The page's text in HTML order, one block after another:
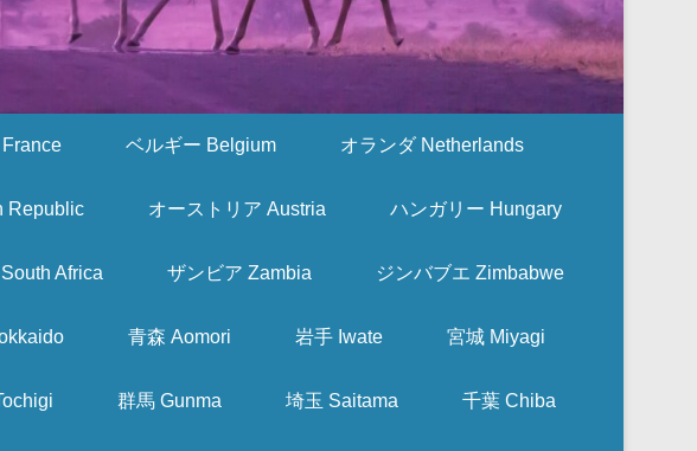
ベルギー Belgium オランダ Netherlands
Republic オーストリア Austria ハンガリー Hungary
Africa ザンビア Zambia ジンバブエ Zimbabwe
青森 Aomori 岩手 Iwate 宮城 Miyagi
群馬 Gunma 埼玉 Saitama 千葉 Chiba